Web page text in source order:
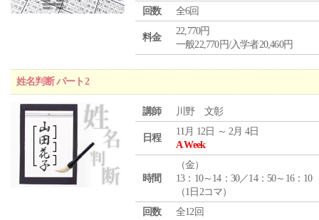
回数
全6回
料金
22,770円
一般22,770円/入学者20,460円
姓名判断 パート2
講師 川野 文彰
日程
11月 12日 ～ 2月 4日
A Week
時間
（金）
13：10～14：30／14：50～16：10
（1日2コマ）
回数
全12回